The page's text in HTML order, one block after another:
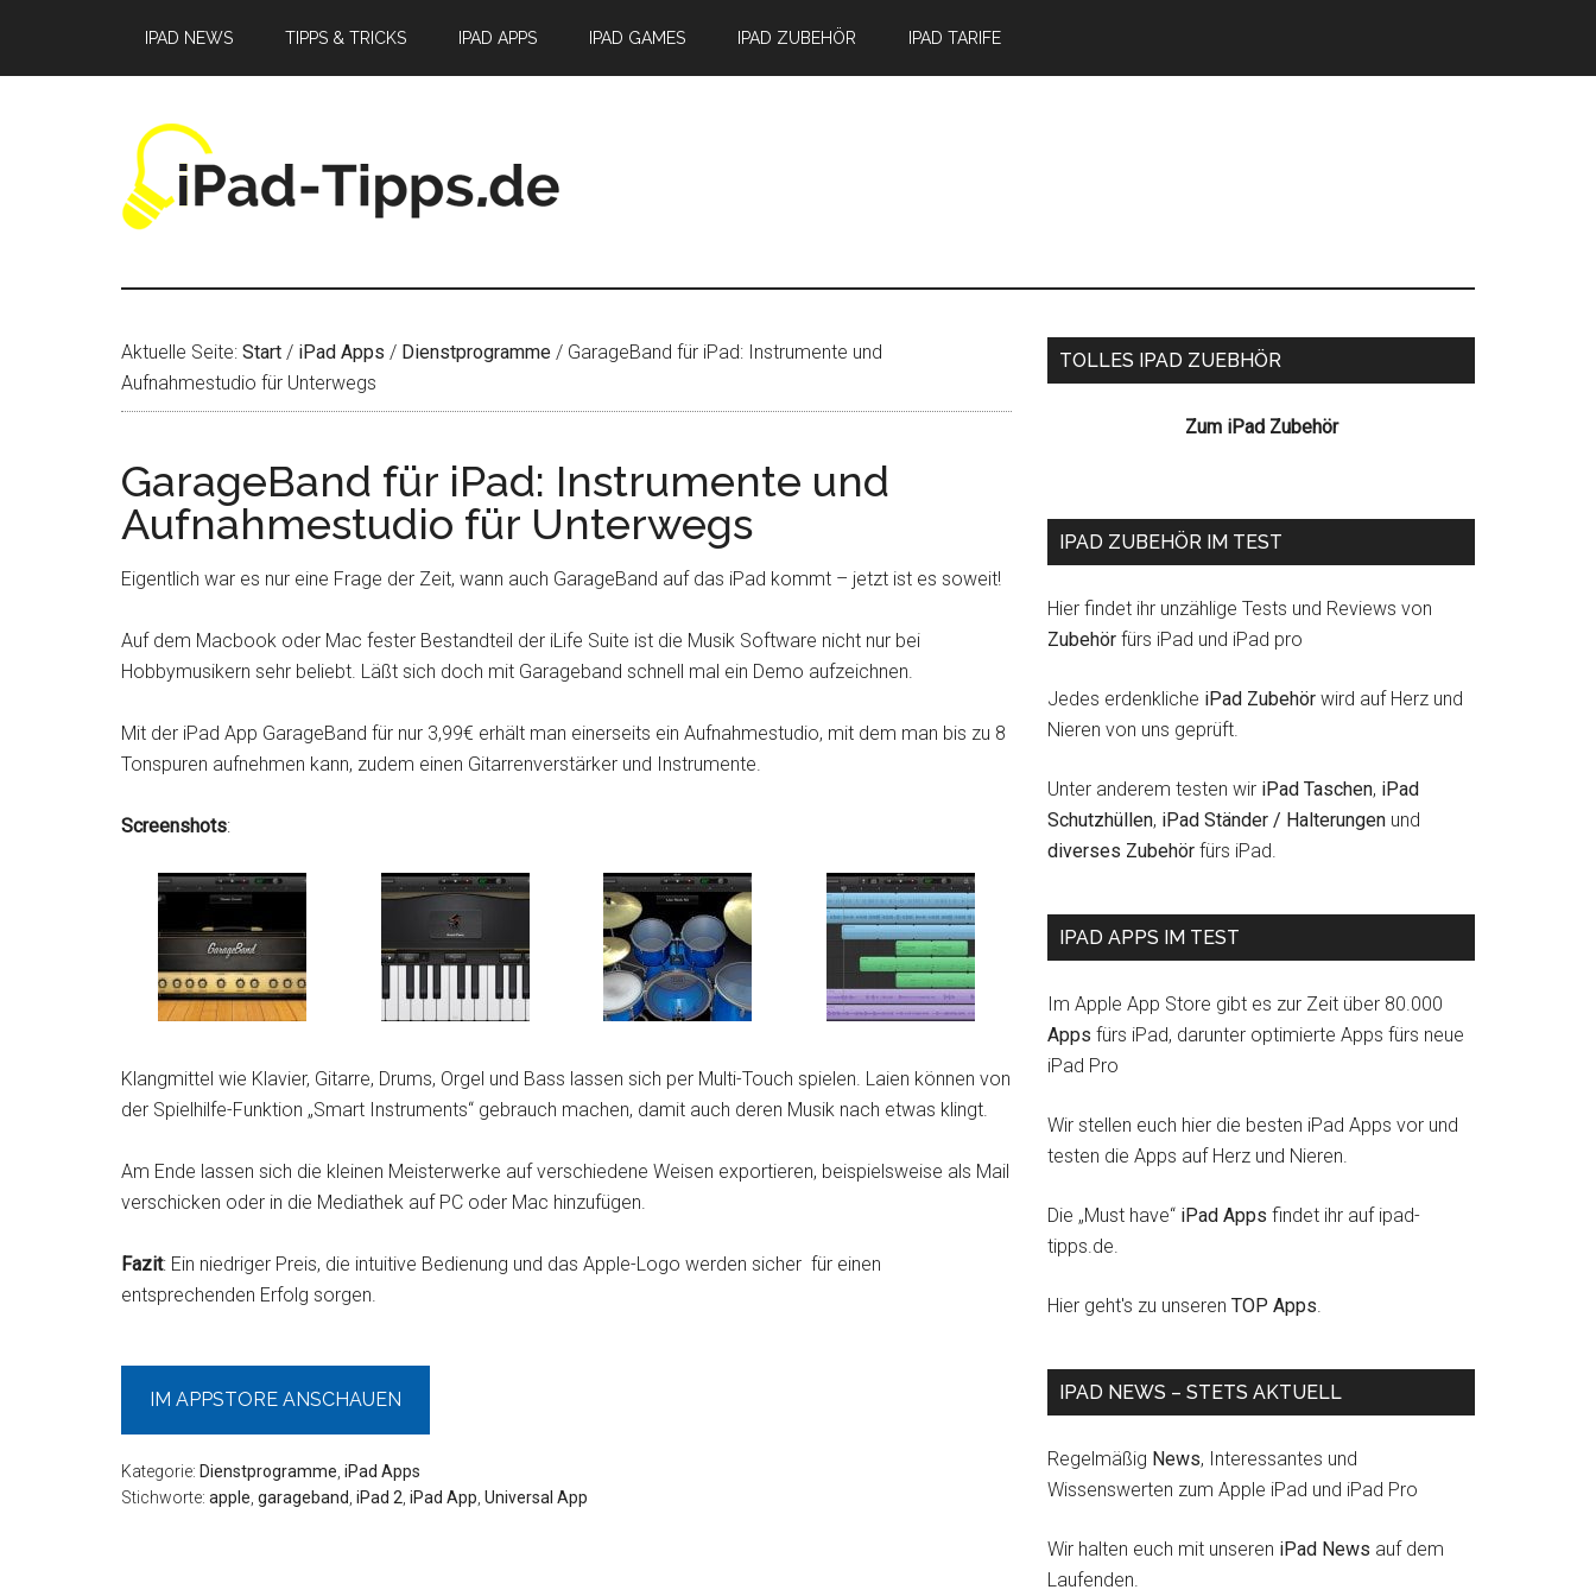
springen
springen
springen
IPAD NEWS TIPPS & TRICKS IPAD APPS IPAD GAMES IPAD ZUBEHÖR IPAD TARIFE
Aktuelle Seite: Start / iPad Apps / Dienstprogramme / GarageBand für iPad: Instrumente und
Aufnahmestudio für Unterwegs
GarageBand für iPad: Instrumente und
Aufnahmestudio für Unterwegs
Eigentlich war es nur eine Frage der Zeit, wann auch GarageBand auf das iPad kommt – jetzt ist es soweit!
Auf dem Macbook oder Mac fester Bestandteil der iLife Suite ist die Musik Software nicht nur bei
Hobbymusikern sehr beliebt. Läßt sich doch mit Garageband schnell mal ein Demo aufzeichnen.
Mit der iPad App GarageBand für nur 3,99€ erhält man einerseits ein Aufnahmestudio, mit dem man bis zu 8
Tonspuren aufnehmen kann, zudem einen Gitarrenverstärker und Instrumente.
Screenshots:
Klangmittel wie Klavier, Gitarre, Drums, Orgel und Bass lassen sich per Multi-Touch spielen. Laien können von
der Spielhilfe-Funktion „Smart Instruments“ gebrauch machen, damit auch deren Musik nach etwas klingt.
Am Ende lassen sich die kleinen Meisterwerke auf verschiedene Weisen exportieren, beispielsweise als Mail
verschicken oder in die Mediathek auf PC oder Mac hinzufügen.
Fazit: Ein niedriger Preis, die intuitive Bedienung und das Apple-Logo werden sicher für einen
entsprechenden Erfolg sorgen.
IM APPSTORE ANSCHAUEN
Kategorie: Dienstprogramme iPad Apps
Stichworte: apple garageband iPad 2 iPad App Universal App
Seitenspalte
TOLLES IPAD ZUEBHÖR
Zum iPad Zubehör
IPAD ZUBEHÖR IM TEST
Hier findet ihr unzählige Tests und Reviews von
Zubehör fürs iPad und iPad pro
Jedes erdenkliche iPad Zubehör wird auf Herz und
Nieren von uns geprüft.
Unter anderem testen wir iPad Taschen, iPad
Schutzhüllen, iPad Ständer / Halterungen und
diverses Zubehör fürs iPad.
IPAD APPS IM TEST
Im Apple App Store gibt es zur Zeit über 80.000
Apps fürs iPad, darunter optimierte Apps fürs neue
iPad Pro
Wir stellen euch hier die besten iPad Apps vor und
testen die Apps auf Herz und Nieren.
Die „Must have“ iPad Apps findet ihr auf ipad-
tipps.de.
Hier geht's zu unseren TOP Apps.
IPAD NEWS – STETS AKTUELL
Regelmäßig News, Interessantes und
Wissenswerten zum Apple iPad und iPad Pro
Wir halten euch mit unseren iPad News auf dem
Laufenden.